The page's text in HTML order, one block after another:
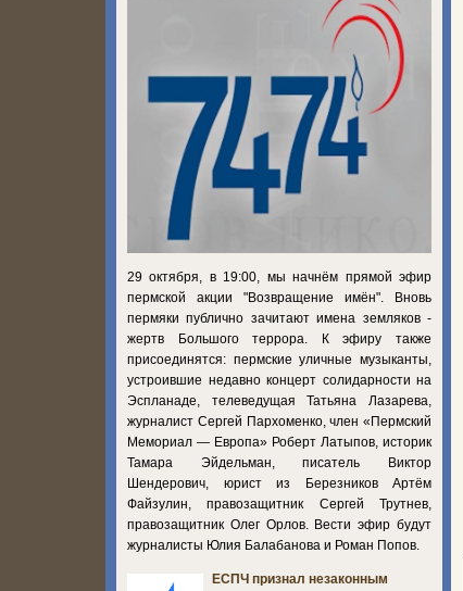
29 октября, в 19:00, мы начнём прямой эфир
пермской акции "Возвращение имён". Вновь
пермяки публично зачитают имена земляков -
жертв Большого террора. К эфиру также
присоединятся: пермские уличные музыканты,
устроившие недавно концерт солидарности на
Эспланаде, телеведущая Татьяна Лазарева,
журналист Сергей Пархоменко, член «Пермский
Мемориал — Европа» Роберт Латыпов, историк
Тамара Эйдельман, писатель Виктор
Шендерович, юрист из Березников Артём
Файзулин, правозащитник Сергей Трутнев,
правозащитник Олег Орлов. Вести эфир будут
журналисты Юлия Балабанова и Роман Попов.
ЕСПЧ признал незаконным